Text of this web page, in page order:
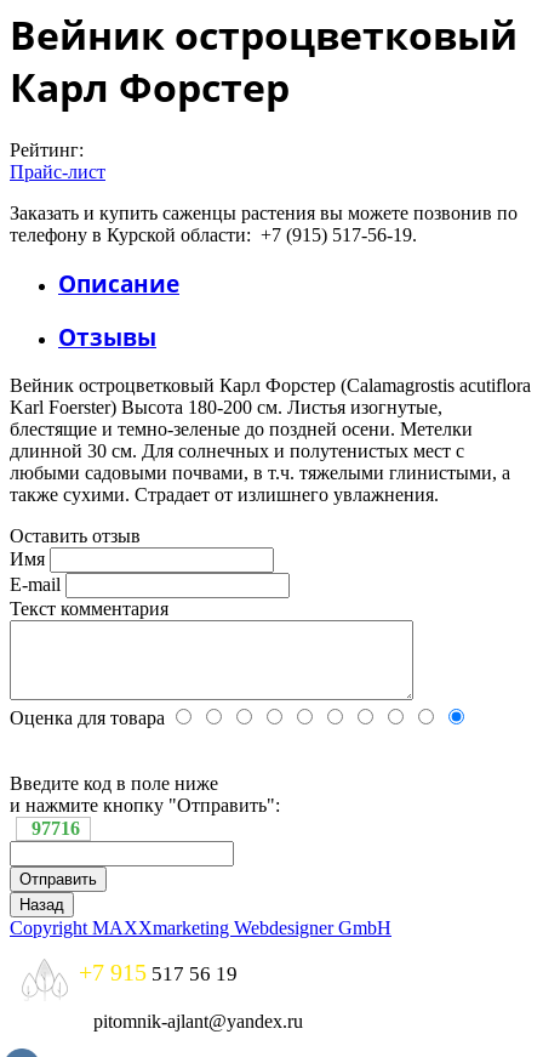
Вейник остроцветковый
Карл Форстер
Рейтинг:
Прайс-лист
Заказать и купить саженцы растения вы можете позвонив по
телефону в Курской области: +7 (915) 517-56-19.
Описание
Отзывы
Вейник остроцветковый Карл Форстер (Calamagrostis acutiflora
Karl Foerster) Высота 180-200 см. Листья изогнутые,
блестящие и темно-зеленые до поздней осени. Метелки
длинной 30 см. Для солнечных и полутенистых мест с
любыми садовыми почвами, в т.ч. тяжелыми глинистыми, а
также сухими. Страдает от излишнего увлажнения.
Оставить отзыв
Имя
E-mail
Текст комментария
Оценка для товара
Введите код в поле ниже
и нажмите кнопку "Отправить":
97716
Copyright MAXXmarketing Webdesigner GmbH
+7 915 517 56 19
pitomnik-ajlant@yandex.ru